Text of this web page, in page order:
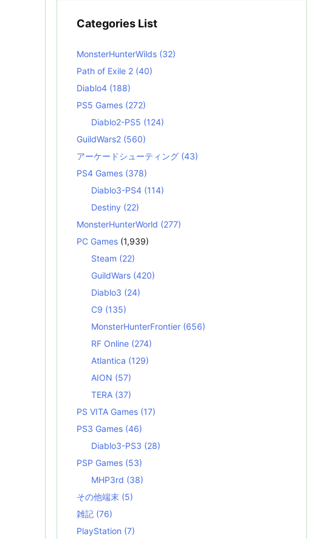
Categories List
MonsterHunterWilds (32)
Path of Exile 2 (40)
Diablo4 (188)
PS5 Games (272)
Diablo2-PS5 (124)
GuildWars2 (560)
アーケードシューティング (43)
PS4 Games (378)
Diablo3-PS4 (114)
Destiny (22)
MonsterHunterWorld (277)
PC Games (1,939)
Steam (22)
GuildWars (420)
Diablo3 (24)
C9 (135)
MonsterHunterFrontier (656)
RF Online (274)
Atlantica (129)
AION (57)
TERA (37)
PS VITA Games (17)
PS3 Games (46)
Diablo3-PS3 (28)
PSP Games (53)
MHP3rd (38)
その他端末 (5)
雑記 (76)
PlayStation (7)